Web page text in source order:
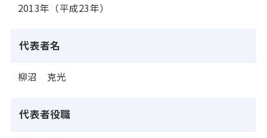
2013年（平成23年）
代表者名
柳沼 克光
代表者役職